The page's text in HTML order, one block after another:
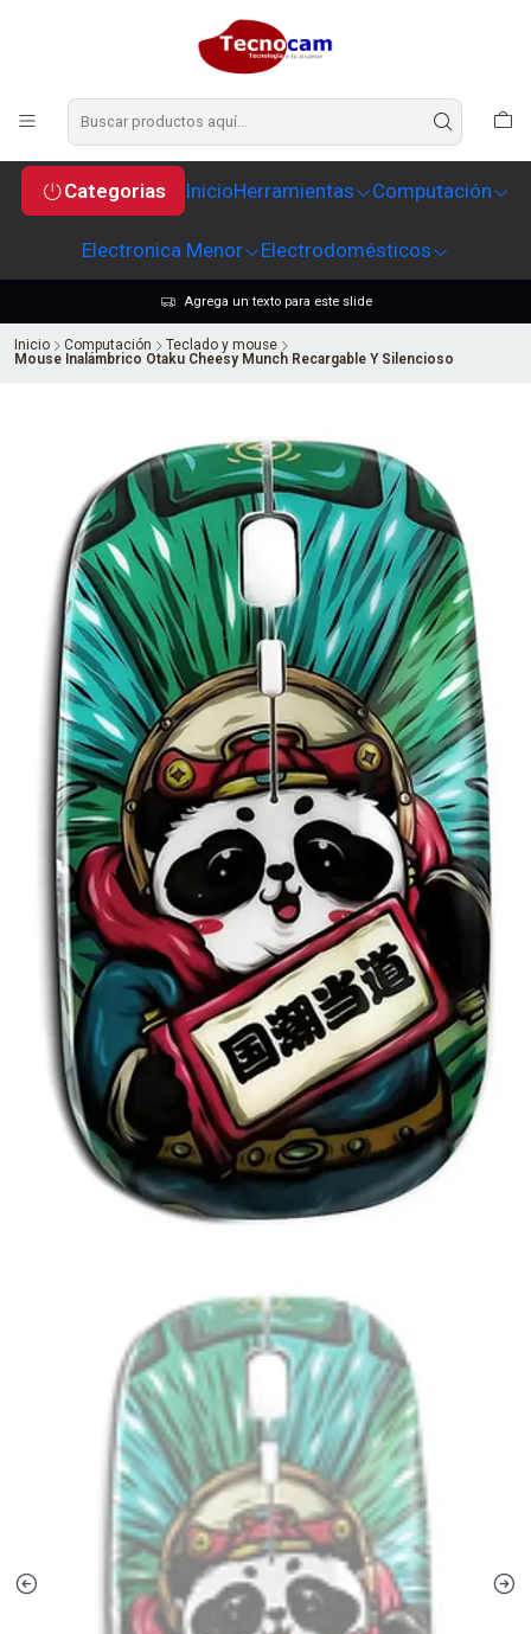
Categorias InicioHerramientas Computación
Electronica Menor Electrodomésticos
Agrega un texto para este slide
Inicio Computación
Teclado y mouse
Mouse Inalámbrico Otaku Cheesy Munch Recargable Y Silencioso